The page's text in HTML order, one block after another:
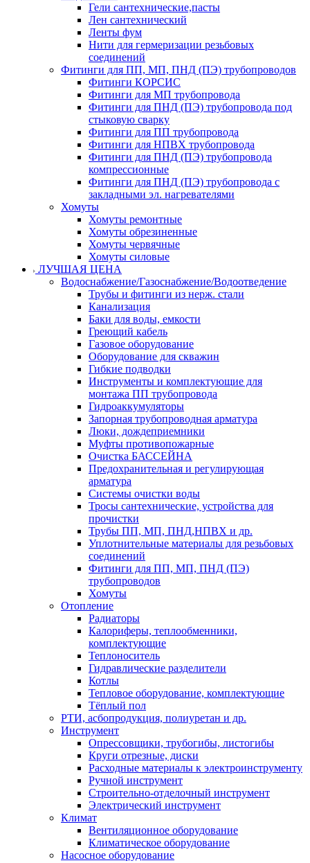
Гели сантехнические,пасты
Лен сантехнический
Ленты фум
Нити для гермеризации резьбовых
соединений
Фитинги для ПП, МП, ПНД (ПЭ) трубопроводов
Фитинги КОРСИС
Фитинги для МП трубопровода
Фитинги для ПНД (ПЭ) трубопровода под
стыковую сварку
Фитинги для ПП трубопровода
Фитинги для НПВХ трубопровода
Фитинги для ПНД (ПЭ) трубопровода
компрессионные
Фитинги для ПНД (ПЭ) трубопровода с
закладными эл. нагревателями
Хомуты
Хомуты ремонтные
Хомуты обрезиненные
Хомуты червячные
Хомуты силовые
ЛУЧШАЯ ЦЕНА
Водоснабжение/Газоснабжение/Водоотведение
Трубы и фитинги из нерж. стали
Канализация
Баки для воды, емкости
Греющий кабель
Газовое оборудование
Оборудование для скважин
Гибкие подводки
Инструменты и комплектующие для
монтажа ПП трубопровода
Гидроаккумуляторы
Запорная трубопроводная арматура
Люки, дождеприемники
Муфты противопожарные
Очистка БАССЕЙНА
Предохранительная и регулирующая
арматура
Системы очистки воды
Тросы сантехнические, устройства для
прочистки
Трубы ПП, МП, ПНД,НПВХ и др.
Уплотнительные материалы для резьбовых
соединений
Фитинги для ПП, МП, ПНД (ПЭ)
трубопроводов
Хомуты
Отопление
Радиаторы
Калориферы, теплообменники,
комплектующие
Теплоноситель
Гидравлические разделители
Котлы
Тепловое оборудование, комплектующие
Тёплый пол
РТИ, асбопродукция, полиуретан и др.
Инструмент
Опрессовщики, трубогибы, листогибы
Круги отрезные, диски
Расходные материалы к электроинструменту
Ручной инструмент
Строительно-отделочный инструмент
Электрический инструмент
Климат
Вентиляционное оборудование
Климатическое оборудование
Насосное оборудование